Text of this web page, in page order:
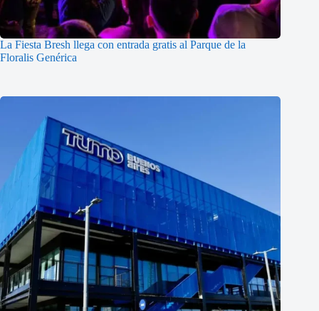
La Fiesta Bresh llega con entrada gratis al Parque de la
Floralis Genérica